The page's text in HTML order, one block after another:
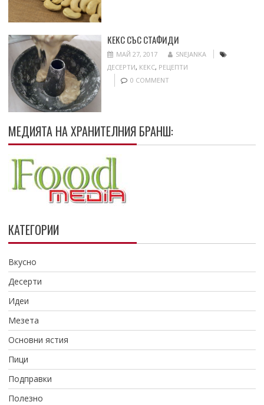
КЕКС СЪС СТАФИДИ
МАЙ 27, 2017
SNEJANKA
ДЕСЕРТИ, КЕКС, РЕЦЕПТИ
0 COMMENT
МЕДИЯТА НА ХРАНИТЕЛНИЯ БРАНШ:
КАТЕГОРИИ
Вкусно
Десерти
Идеи
Мезета
Основни ястия
Пици
Подправки
Полезно